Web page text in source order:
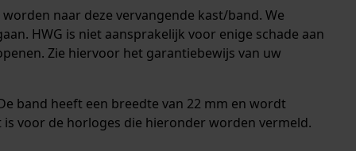
naar deze vervangende kast/band. We
HWG is niet aansprakelijk voor enige schade aan
Zie hiervoor het garantiebewijs van uw
band heeft een breedte van 22 mm en wordt
voor de horloges die hieronder worden vermeld.